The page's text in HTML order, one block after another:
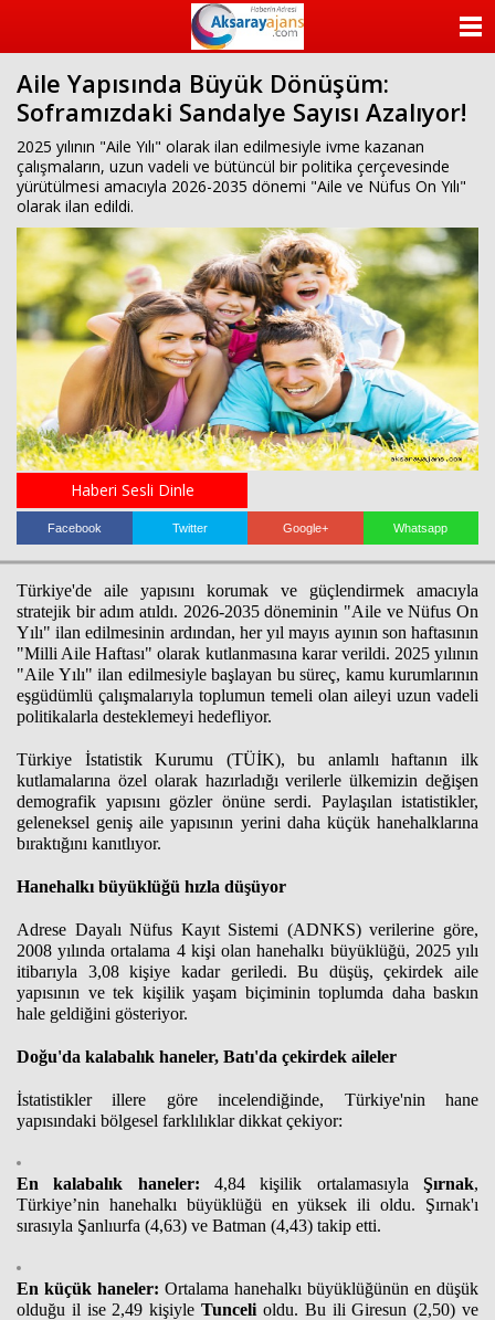
beylikdüzü
escort
beylikdüzü
escort
bayan
beylikdüzü
escort
bayan
escort
beylikdüzü
beylikdüzü
escort
Aile Yapısında Büyük Dönüşüm:
Soframızdaki Sandalye Sayısı Azalıyor!
2025 yılının "Aile Yılı" olarak ilan edilmesiyle ivme kazanan
çalışmaların, uzun vadeli ve bütüncül bir politika çerçevesinde
yürütülmesi amacıyla 2026-2035 dönemi "Aile ve Nüfus On Yılı"
olarak ilan edildi.
Haberi Sesli Dinle
Facebook Twitter Google+ Whatsapp
Türkiye'de aile yapısını korumak ve güçlendirmek amacıyla
stratejik bir adım atıldı. 2026-2035 döneminin "Aile ve Nüfus On
Yılı" ilan edilmesinin ardından, her yıl mayıs ayının son haftasının
"Milli Aile Haftası" olarak kutlanmasına karar verildi. 2025 yılının
"Aile Yılı" ilan edilmesiyle başlayan bu süreç, kamu kurumlarının
eşgüdümlü çalışmalarıyla toplumun temeli olan aileyi uzun vadeli
politikalarla desteklemeyi hedefliyor.
Türkiye İstatistik Kurumu (TÜİK), bu anlamlı haftanın ilk
kutlamalarına özel olarak hazırladığı verilerle ülkemizin değişen
demografik yapısını gözler önüne serdi. Paylaşılan istatistikler,
geleneksel geniş aile yapısının yerini daha küçük hanehalklarına
bıraktığını kanıtlıyor.
Hanehalkı büyüklüğü hızla düşüyor
Adrese Dayalı Nüfus Kayıt Sistemi (ADNKS) verilerine göre,
2008 yılında ortalama 4 kişi olan hanehalkı büyüklüğü, 2025 yılı
itibarıyla 3,08 kişiye kadar geriledi. Bu düşüş, çekirdek aile
yapısının ve tek kişilik yaşam biçiminin toplumda daha baskın
hale geldiğini gösteriyor.
Doğu'da kalabalık haneler, Batı'da çekirdek aileler
İstatistikler illere göre incelendiğinde, Türkiye'nin hane
yapısındaki bölgesel farklılıklar dikkat çekiyor:
En kalabalık haneler: 4,84 kişilik ortalamasıylaŞırnak,
Türkiye’nin hanehalkı büyüklüğü en yüksek ili oldu. Şırnak'ı
sırasıyla Şanlıurfa (4,63) ve Batman (4,43) takip etti.
En küçük haneler: Ortalama hanehalkı büyüklüğünün en düşük
olduğu il ise 2,49 kişiyleTunceli oldu. Bu ili Giresun (2,50) ve
KATEGORİLER
ANKETLER
FOTO GALERİ
VİDEO GALERİ
KÜNYE
İLETİŞİM
Haberin Doğru Adresi.